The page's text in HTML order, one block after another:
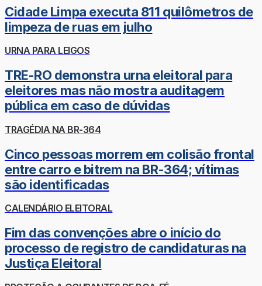
Cidade Limpa executa 811 quilômetros de
limpeza de ruas em julho
URNA PARA LEIGOS
TRE-RO demonstra urna eleitoral para
eleitores mas não mostra auditagem
pública em caso de dúvidas
TRAGÉDIA NA BR-364
Cinco pessoas morrem em colisão frontal
entre carro e bitrem na BR-364; vítimas
são identificadas
CALENDÁRIO ELEITORAL
Fim das convenções abre o início do
processo de registro de candidaturas na
Justiça Eleitoral